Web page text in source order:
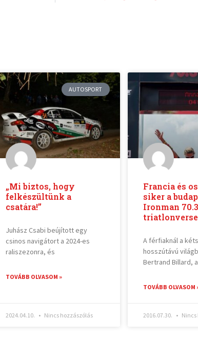
AUTOSPORT
„Mi biztos, hogy
felkészültünk a
csatára!”
Juhász Csabi beújított egy
csinos navigátort a 2024-es
raliszezonra, és
TOVÁBB OLVASOM »
2024.04.10. Nincs hozzászólás
Francia és
siker a
Ironman 70.3
A férfiaknál a
hosszútávú
Bertrand Billard, a
TOVÁBB OLVASOM
2016.07.30.